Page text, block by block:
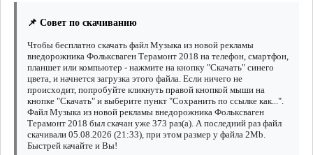
📌 Совет по скачиванию
Чтобы бесплатно скачать файл Музыка из новой рекламы
внедорожника Фольксваген Терамонт 2018 на телефон, смартфон,
планшет или компьютер - нажмите на кнопку "Скачать" синего
цвета, и начнется загрузка этого файла. Если ничего не
происходит, попробуйте кликнуть правой кнопкой мыши на
кнопке "Скачать" и выберите пункт "Сохранить по ссылке как...".
Файл Музыка из новой рекламы внедорожника Фольксваген
Терамонт 2018 был скачан уже 373 раз(а). А последний раз файл
скачивали 05.08.2026 (21:33), при этом размер у файла 2Mb.
Быстрей качайте и Вы!